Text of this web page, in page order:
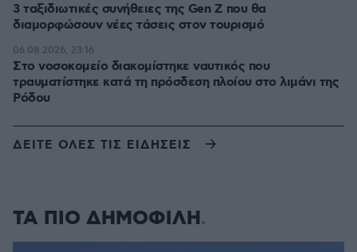
3 ταξιδιωτικές συνήθειες της Gen Z που θα
διαμορφώσουν νέες τάσεις στον τουρισμό
Στο νοσοκομείο διακομίστηκε ναυτικός που
τραυματίστηκε κατά τη πρόσδεση πλοίου στο λιμάνι της
Ρόδου
06.08.2026, 23:16
ΔΕΙΤΕ ΟΛΕΣ ΤΙΣ ΕΙΔΗΣΕΙΣ
ΤΑ ΠΙΟ ΔΗΜΟΦΙΛΗ